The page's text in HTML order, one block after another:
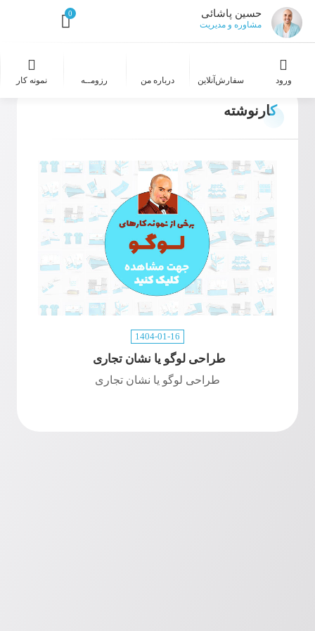
حسین پاشائی
مشاوره و مدیریت
0
ورود سفارش‌‌آنلاین درباره من رزومــه نمونه کار
کارنوشته
1404-01-16
طراحی لوگو یا نشان تجاری
طراحی لوگو یا نشان تجاری